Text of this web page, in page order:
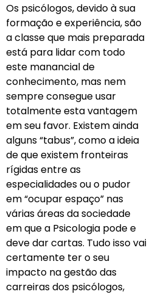
Os psicólogos, devido à sua
formação e experiência, são
a classe que mais preparada
está para lidar com todo
este manancial de
conhecimento, mas nem
sempre consegue usar
totalmente esta vantagem
em seu favor. Existem ainda
alguns “tabus”, como a ideia
de que existem fronteiras
rígidas entre as
especialidades ou o pudor
em “ocupar espaço” nas
várias áreas da sociedade
em que a Psicologia pode e
deve dar cartas. Tudo isso vai
certamente ter o seu
impacto na gestão das
carreiras dos psicólogos,